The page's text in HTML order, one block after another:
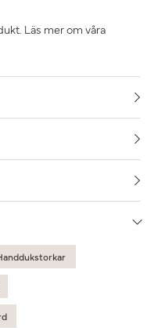
Läs mer om våra